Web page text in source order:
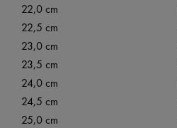
22,0 cm
22,5 cm
23,0 cm
23,5 cm
24,0 cm
24,5 cm
25,0 cm